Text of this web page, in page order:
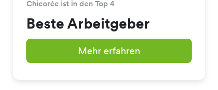
Chicorée ist in den Top 4
Beste Arbeitgeber
Mehr erfahren